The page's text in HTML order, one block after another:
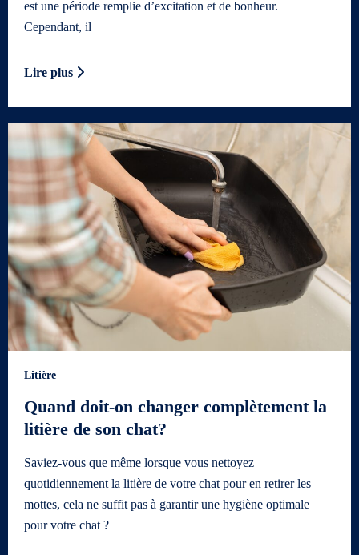
est une période remplie d’excitation et de bonheur.
Cependant, il
Lire plus
Litière
Quand doit-on changer complètement la
litière de son chat?
Saviez-vous que même lorsque vous nettoyez
quotidiennement la litière de votre chat pour en retirer les
mottes, cela ne suffit pas à garantir une hygiène optimale
pour votre chat ?